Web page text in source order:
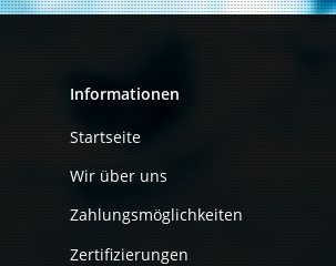
Informationen
Startseite
Wir über uns
Zahlungsmöglichkeiten
Zertifizierungen